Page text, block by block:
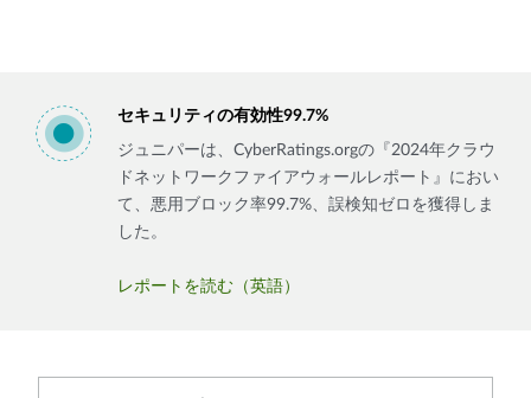
セキュリティの有効性99.7%
ジュニパーは、CyberRatings.orgの『2024年クラウ
ドネットワークファイアウォールレポート』におい
て、悪用ブロック率99.7%、誤検知ゼロを獲得しま
した。
レポートを読む（英語）